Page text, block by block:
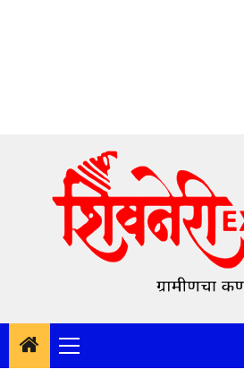
content
Primary
Menu